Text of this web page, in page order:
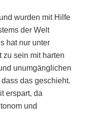
wurden mit Hilfe
der Welt
hat nur unter
zu sein mit harten
unumgänglichen
das geschieht.
erspart, da
und